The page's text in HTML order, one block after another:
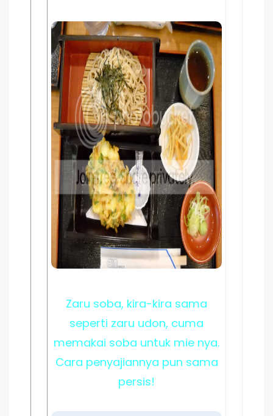
Zaru soba, kira-kira sama
seperti zaru udon, cuma
memakai soba untuk mie nya.
Cara penyajiannya pun sama
persis!